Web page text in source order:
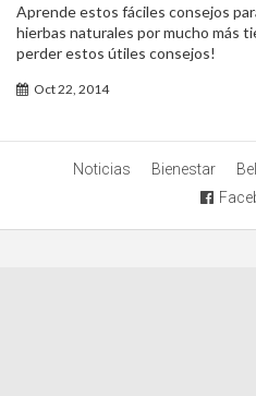
Aprende estos fáciles consejos
hierbas naturales por mucho más
perder estos útiles consejos!
Oct 22, 2014
Noticias Bienestar